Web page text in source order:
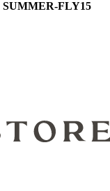
SUMMER-FLY15